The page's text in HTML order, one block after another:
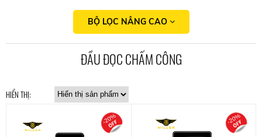
BỘ LỌC NÂNG CAO
ĐẦU ĐỌC CHẤM CÔNG
HIỂN THỊ:
-20% -20%